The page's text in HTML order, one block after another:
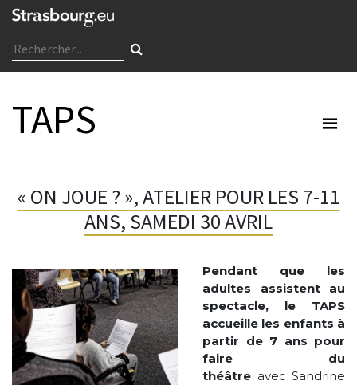
TAPS
« ON JOUE ? », ATELIER POUR LES 7-11
ANS, SAMEDI 30 AVRIL
Pendant que les
adultes assistent au
spectacle, le TAPS
accueille les enfants à
partir de 7 ans pour
faire du
théâtre avec Sandrine